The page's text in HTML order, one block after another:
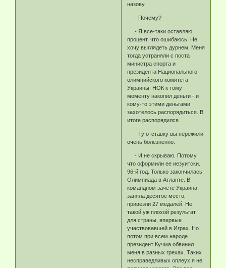
назову.
- Почему?
- Я все-таки оставляю
процент, что ошибаюсь. Не
хочу выглядеть дурнем. Меня
тогда устраняли с поста
министра спорта и
президента Национального
олимпийского комитета
Украины. НОК к тому
моменту накопил деньги - и
кому-то этими деньгами
захотелось распорядиться. В
итоге распорядился.
- Ту отставку вы пережили
очень болезненно.
- И не скрываю. Потому
что оформили ее иезуитски.
96-й год. Только закончилась
Олимпиада в Атланте. В
командном зачете Украина
заняла десятое место,
привезли 27 медалей. Не
такой уж плохой результат
для страны, впервые
участвовавшей в Играх. Но
потом при всем народе
президент Кучма обвинил
меня в разных грехах. Таких
несправедливых оплеух я не